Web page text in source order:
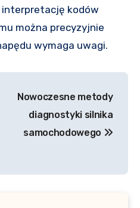
kodów
można precyzyjnie
wymaga uwagi.
Nowoczesne metody
diagnostyki silnika
samochodowego